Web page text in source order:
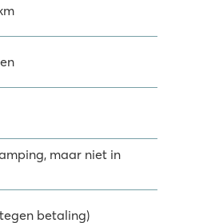
maar niet in
betaling)